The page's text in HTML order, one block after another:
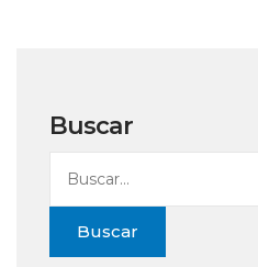
Buscar
Buscar